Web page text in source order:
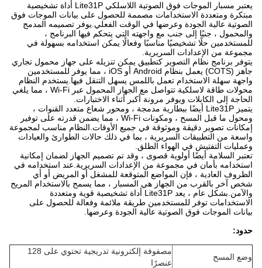
يعتبر مسبار الموجات فوق الصوتية اللاسلكي Lite31P أداة تشخيصية
مبتكرة ومتعددة الاستخدامات مصممة للحصول على بيانات الموجات فوق
الصوتية عالية الجودة وعرضها في الوقت الفعلي.يوفر تصميمه المدمج
والمحمول ، جنبًا إلى جنب مع واجهته التي يتحكم فيها البرنامج ،
للمستخدمين حلًا تشخيصيًا مناسبًا وفعالًا يمكن استخدامه بسهولة في
مجموعة من الإعدادات السريرية.
يتوفر برنامج نظام التصوير كتطبيق يمكن تنزيله على جهاز محمول تجاري
جاهز (COTS) يعمل بنظام Android أو iOS ، مما يوفر للمستخدمين
واجهة سهلة الاستخدام تعمل باللمس يسهل التنقل فيها.يستخدم النظام
محولات طاقة لاسلكية تتواصل مع الجهاز المحمول عبر Wi-Fi ، مما يلغي
الحاجة إلى الكابلات ويوفر مرونة أكبر أثناء الاختبارات.
يتميز Lite31P أيضًا ببطارية مدمجة ، ومحور شعاع متعدد القنوات ،
ومحول ما قبل المسح ، ومكونات Wi-Fi ، مما يضمن قدرته على توفير
إمكانات تصوير دقيقة وموثوقة في جميع الأوقات.النظام مناسب لمجموعة
واسعة من التطبيقات السريرية ، بما في ذلك حالات الطوارئ والعيادات
وعمليات التفتيش في الهواء الطلق.
تعتبر السلامة أيضًا أولوية قصوى ، وقد تم تصميم الجهاز لضمان إمكانية
استخدامه بأمان في مجموعة من الإعدادات السريرية.عند استخدامه في
الظروف العادية ، فإن المواضع المتوقعة للمشغل أو المريض أو أي
شخص آخر بالقرب من الجهاز هي المسبار ، مما يسمح بالاستخدام المريح
والآمن.بشكل عام ، يعد Lite31P أداة تشخيصية قوية ومتعددة
الاستخدامات توفر للمستخدمين طريقة ملائمة وفعالة للحصول على
بيانات الموجات فوق الصوتية عالية الجودة وعرضها.
حدود:
وضع المسح
مصفوفة إلكترونية تدريجية تحتوي على 128
عنصرًا